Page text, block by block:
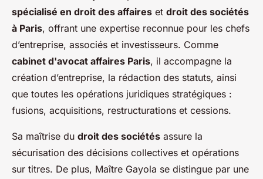
spécialisé en droit des affaires et droit des sociétés
à Paris, offrant une expertise reconnue pour les chefs
d’entreprise, associés et investisseurs. Comme
cabinet d'avocat affaires Paris, il accompagne la
création d’entreprise, la rédaction des statuts, ainsi
que toutes les opérations juridiques stratégiques :
fusions, acquisitions, restructurations et cessions.
Sa maîtrise du droit des sociétés assure la
sécurisation des décisions collectives et opérations
sur titres. De plus, Maître Gayola se distingue par une